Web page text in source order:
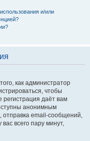
и/или
как администратор
чтобы
даёт вам
анонимным
email-сообщений,
вас всего пару минут,